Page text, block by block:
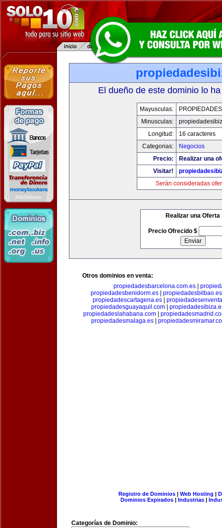
El dueño de este dominio lo
Mayusculas:
Minusculas:
Longitud:
16 caracteres
Categorias:
Negocios
Precio:
Realizar una
Visitar!
Serán consideradas
Realizar una Oferta
Precio Ofrecido $
Otros dominios en venta:
propiedadesbarcelona.com.es|
propiedadesbenidorm.es
propiedadesbilbao.es
propiedadescartagena.es|
propiedadesguayaquil.com
propiedadeslahabana.com|
propiedadesmalaga.es|
Registro de Dominios| Web Hosting |
Dominios Expirados | Industrias |
Categorías de Dominio: